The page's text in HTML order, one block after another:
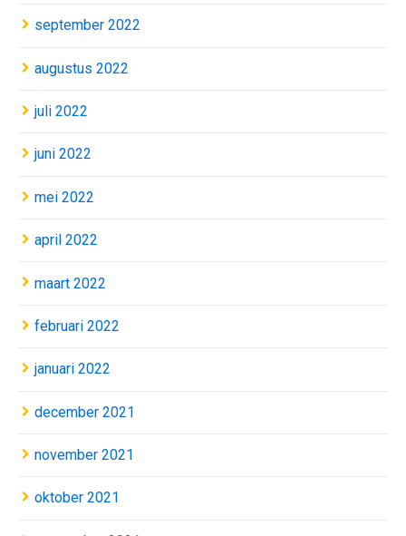
september 2022
augustus 2022
juli 2022
juni 2022
mei 2022
april 2022
maart 2022
februari 2022
januari 2022
december 2021
november 2021
oktober 2021